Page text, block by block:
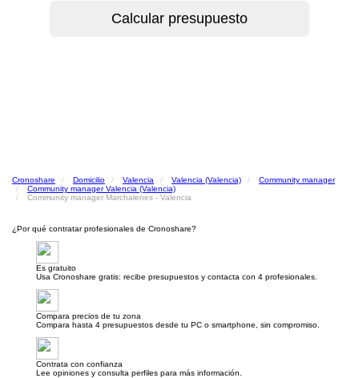
Cronoshare Domicilio Valencia Valencia (Valencia)
Community manager
Community manager Valencia (Valencia)
Community manager Marchalenes - Valencia
¿Por qué contratar profesionales de Cronoshare?
Es gratuito
Usa Cronoshare gratis: recibe presupuestos y contacta con 4 profesionales.
Compara precios de tu zona
Compara hasta 4 presupuestos desde tu PC o smartphone, sin compromiso.
Contrata con confianza
Lee opiniones y consulta perfiles para más información.